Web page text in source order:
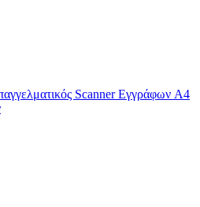
Scanner Εγγράφων A4